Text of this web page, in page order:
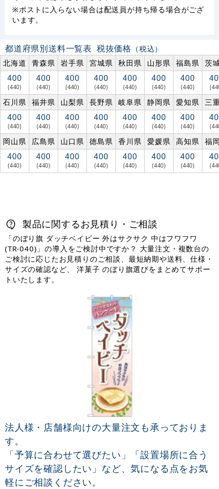
※ポストに入らない場合は配送員が持ち帰る場合がござ
います。
都道府県別送料一覧表 税抜価格 （税込）
北海道
青森県 岩手県 宮城県 秋田県 山形県 福島県 茨
400
(440)
400
(440)
400
(440)
400
(440)
400
(440)
400
(440)
400
(440)
石川県 福井県 山梨県 長野県 岐阜県 静岡県 愛知県 三
400
(440)
400
(440)
400
(440)
400
(440)
400
(440)
400
(440)
400
(440)
岡山県 広島県 山口県 徳島県 香川県 愛媛県 高知県 福
400
(440)
400
(440)
400
(440)
400
(440)
400
(440)
400
(440)
400
(440)
製品に関するお見積り・ご相談
「のぼり旗 ダッチベイビー 外はサクサク 中はフワフワ
(TR-040)」の導入をご検討中ですか？ 大量注文・複数台の
ご検討に応じたお見積りのご相談、最短納期や送料、仕様・
サイズの確認など、 洋菓子 のぼり旗選びをまとめてサポー
トいたします。
法人様・店舗様向けの大量注文も承っておりま
す。
「予算に合わせて選びたい」「設置場所に合う
サイズを確認したい」など、気になる点をお気
軽にご相談ください。